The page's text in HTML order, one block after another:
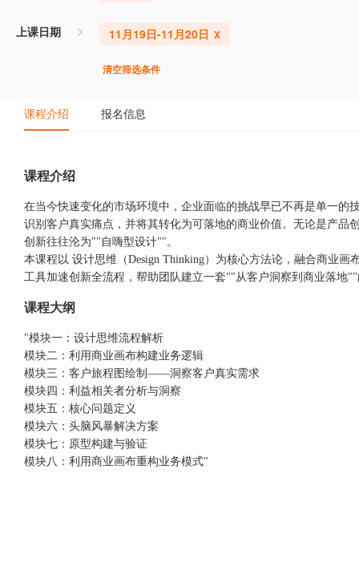
上课日期 11月19日-11月20日
清空筛选条件
课程介绍 报名信息
课程介绍
在当今快速变化的市场环境中，企业面临的挑战早已不再是单一的
识别客户真实痛点，并将其转化为可落地的商业价值。无论是产品
创新往往沦为""自嗨型设计""。
本课程以 设计思维（Design Thinking）为核心方法论，融合商业画
工具加速创新全流程，帮助团队建立一套""从客户洞察到商业落地
课程大纲
"模块一：设计思维流程解析
模块二：利用商业画布构建业务逻辑
模块三：客户旅程图绘制——洞察客户真实需求
模块四：利益相关者分析与洞察
模块五：核心问题定义
模块六：头脑风暴解决方案
模块七：原型构建与验证
模块八：利用商业画布重构业务模式"